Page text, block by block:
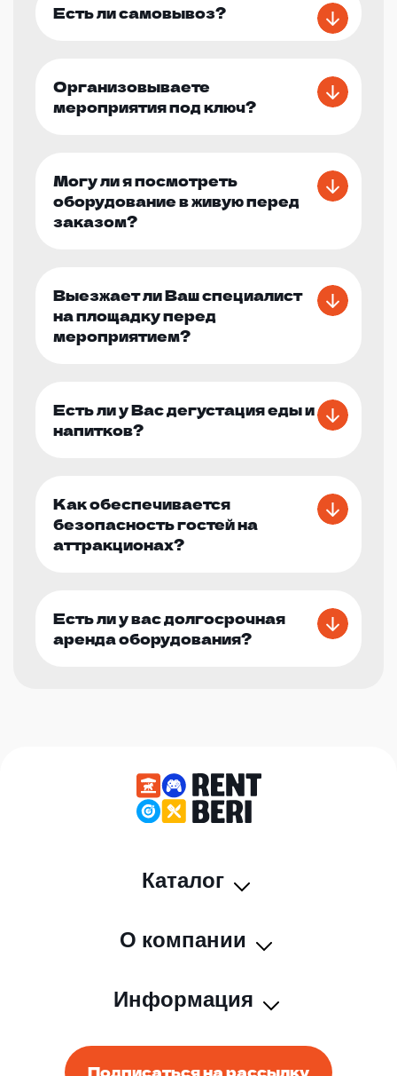
Есть ли самовывоз?
Организовываете
мероприятия под ключ?
Могу ли я посмотреть
оборудование в живую перед
заказом?
Выезжает ли Ваш специалист
на площадку перед
мероприятием?
Есть ли у Вас дегустация еды и
напитков?
Как обеспечивается
безопасность гостей на
аттракционах?
Есть ли у вас долгосрочная
аренда оборудования?
Каталог
О компании
Информация
Подписаться на рассылку